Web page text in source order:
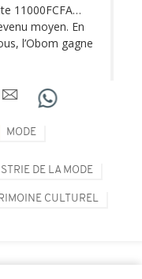
11000FCFA…
moyen. En
l’Obom gagne
MODE
DE LA MODE
CULTUREL